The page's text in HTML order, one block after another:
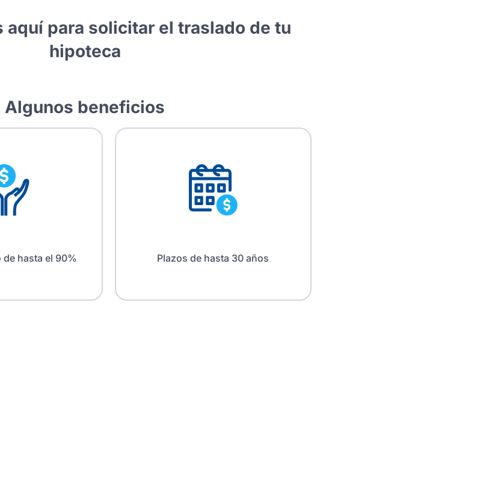
aquí para solicitar el traslado de tu
hipoteca
Algunos beneficios
de hasta el 90% Plazos de hasta 30 años